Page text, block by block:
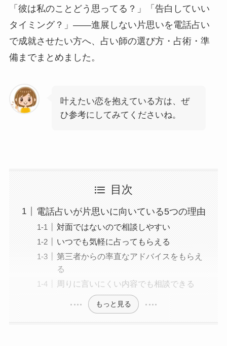
「彼は私のことどう思ってる？」「告白していい
タイミング？」――進展しない片思いを電話占い
で成就させたい方へ、占い師の選び方・占術・準
備までまとめました。
叶えたい恋を抱えている方は、ぜ
ひ参考にしてみてくださいね。
目次
電話占いが片思いに向いている5つの理由
対面ではないので相談しやすい
いつでも気軽に占ってもらえる
第三者からの率直なアドバイスをもらえ
る
周りに言いにくい内容でも相談できる
もっと見る